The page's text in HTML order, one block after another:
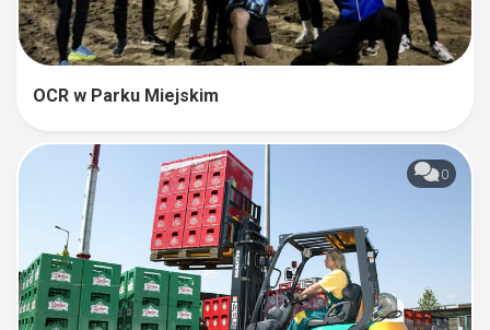
OCR w Parku Miejskim
0